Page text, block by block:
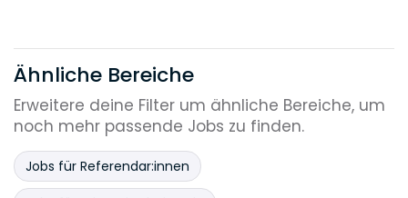
Ähnliche Bereiche
Erweitere deine Filter um ähnliche Bereiche, um
noch mehr passende Jobs zu finden.
Jobs für Referendar:innen